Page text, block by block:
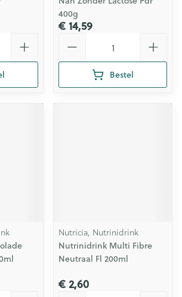
400g
€ 14,59
Bestel
Nutricia, Nutrinidrink
Nutrinidrink Multi Fibre
Neutraal Fl 200ml
€ 2,60